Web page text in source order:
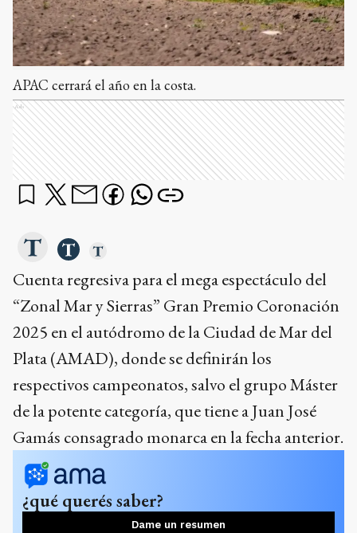
APAC cerrará el año en la costa.
Ads
Cuenta regresiva para el mega espectáculo del
“Zonal Mar y Sierras” Gran Premio Coronación
2025 en el autódromo de la Ciudad de Mar del
Plata (AMAD), donde se definirán los
respectivos campeonatos, salvo el grupo Máster
de la potente categoría, que tiene a Juan José
Gamás consagrado monarca en la fecha anterior.
¿qué querés saber?
Dame un resumen